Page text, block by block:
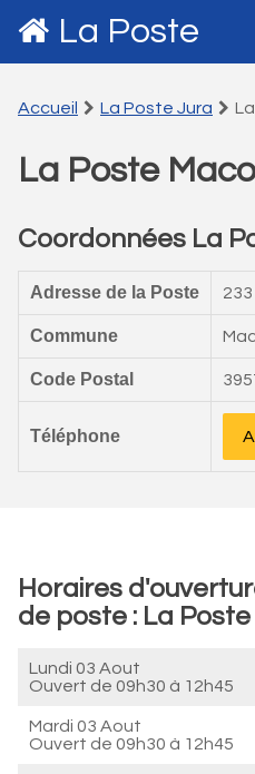
La Poste
Accueil La Poste Jura
La Poste
Coordonnées La
Adresse de la Poste
Commune
Code Postal
Téléphone
Horaires
de poste : La
Lundi 03 Aout
Ouvert de 09h30 à 12h45
Mardi 03 Aout
Ouvert de 09h30 à 12h45